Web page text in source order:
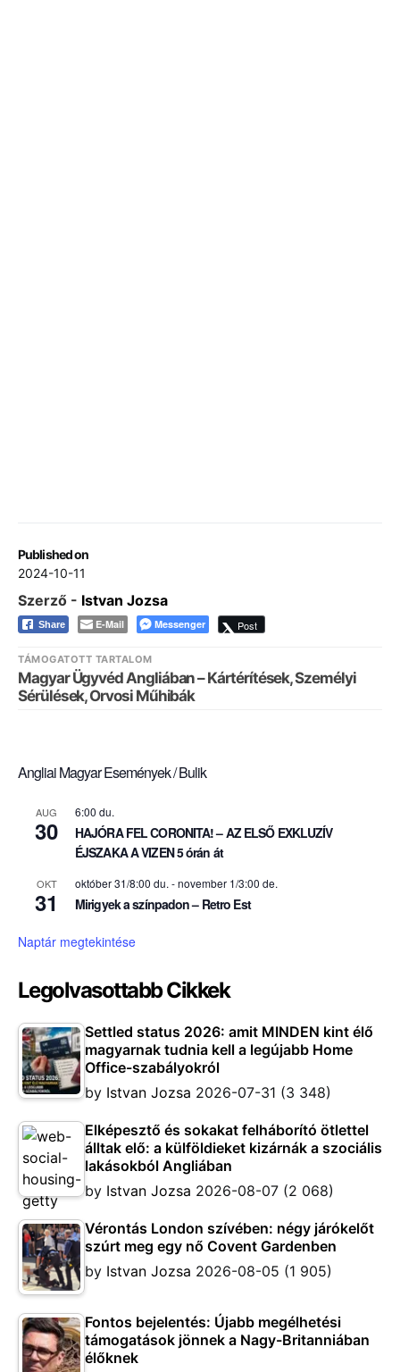
Published on
2024-10-11
Szerző - Istvan Jozsa
Share E-Mail Messenger Post
TÁMOGATOTT TARTALOM
Magyar Ügyvéd Angliában – Kártérítések, Személyi
Sérülések, Orvosi Műhibák
Angliai Magyar Események / Bulik
AUG
30
6:00 du.
HAJÓRA FEL CORONITA! – AZ ELSŐ EXKLUZÍV
ÉJSZAKA A VIZEN 5 órán át
OKT
31
október 31/8:00 du. -november 1/3:00 de.
Mirigyek a színpadon – Retro Est
Naptár megtekintése
Legolvasottabb Cikkek
Settled status 2026: amit MINDEN kint élő
magyarnak tudnia kell a legújabb Home
Office-szabályokról
by Istvan Jozsa 2026-07-31 (3 348)
Elképesztő és sokakat felháborító ötlettel
álltak elő: a külföldieket kizárnák a szociális
lakásokból Angliában
by Istvan Jozsa 2026-08-07 (2 068)
Vérontás London szívében: négy járókelőt
szúrt meg egy nő Covent Gardenben
by Istvan Jozsa 2026-08-05 (1 905)
Fontos bejelentés: Újabb megélhetési
támogatások jönnek a Nagy-Britanniában
élőknek